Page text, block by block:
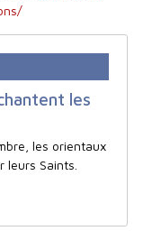
les
les orientaux
leurs Saints.